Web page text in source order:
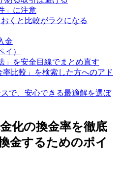
」に注意
くと比較がラクになる
金
イ）
」を安全目線でまとめ直す
率比較」を検索した方へのアド
で、安心できる最適解を選ぼ
化の換金率を徹底
金するためのポイ